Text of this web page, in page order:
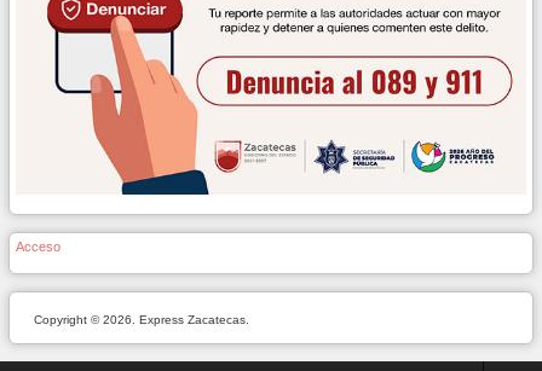
Acceso
Copyright © 2026. Express Zacatecas.